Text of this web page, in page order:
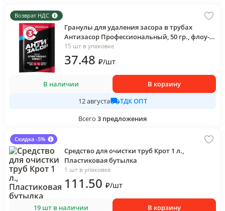
Возврат НДС
Гранулы для удаления засора в трубах
Антизасор Профессиональный, 50 гр., флоу-
пак
15 шт в упаковке
37.48 ₽/шт
В наличии
В корзину
12 августа
ТДК ОПТ
Всего 3 предложения
Скидка -5%
Средство для очистки труб Крот 1 л.,
Пластиковая бутылка
1 шт в упаковке
111.50 ₽/шт
19 шт в наличии
В корзину